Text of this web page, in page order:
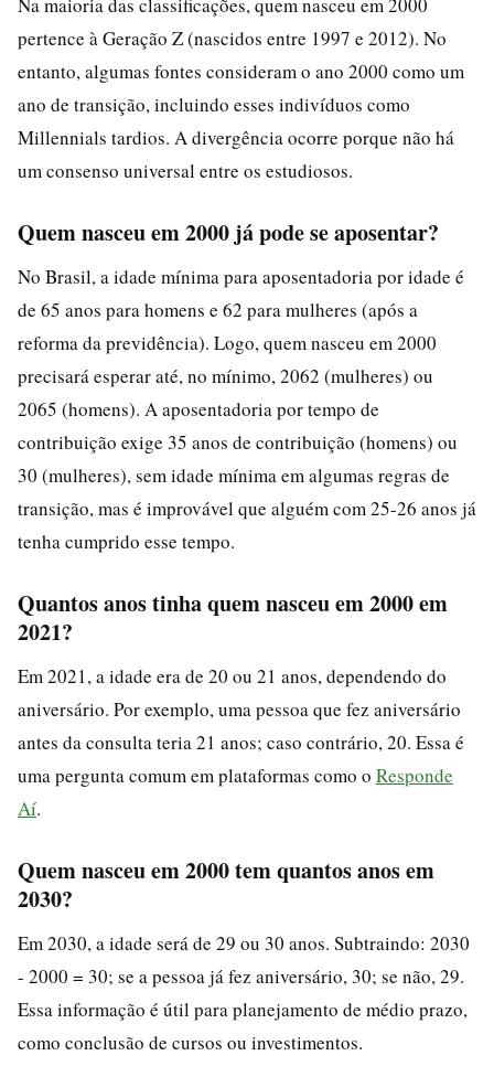
pertence à Geração Z (nascidos entre 1997 e 2012). No
entanto, algumas fontes consideram o ano 2000 como um
ano de transição, incluindo esses indivíduos como
Millennials tardios. A divergência ocorre porque não há
um consenso universal entre os estudiosos.
Quem nasceu em 2000 já pode se aposentar?
No Brasil, a idade mínima para aposentadoria por idade é
de 65 anos para homens e 62 para mulheres (após a
reforma da previdência). Logo, quem nasceu em 2000
precisará esperar até, no mínimo, 2062 (mulheres) ou
2065 (homens). A aposentadoria por tempo de
contribuição exige 35 anos de contribuição (homens) ou
30 (mulheres), sem idade mínima em algumas regras de
transição, mas é improvável que alguém com 25-26 anos já
tenha cumprido esse tempo.
Quantos anos tinha quem nasceu em 2000 em
2021?
Em 2021, a idade era de 20 ou 21 anos, dependendo do
aniversário. Por exemplo, uma pessoa que fez aniversário
antes da consulta teria 21 anos; caso contrário, 20. Essa é
uma pergunta comum em plataformas como o Responde
Aí.
Quem nasceu em 2000 tem quantos anos em
2030?
Em 2030, a idade será de 29 ou 30 anos. Subtraindo: 2030
- 2000 = 30; se a pessoa já fez aniversário, 30; se não, 29.
Essa informação é útil para planejamento de médio prazo,
como conclusão de cursos ou investimentos.